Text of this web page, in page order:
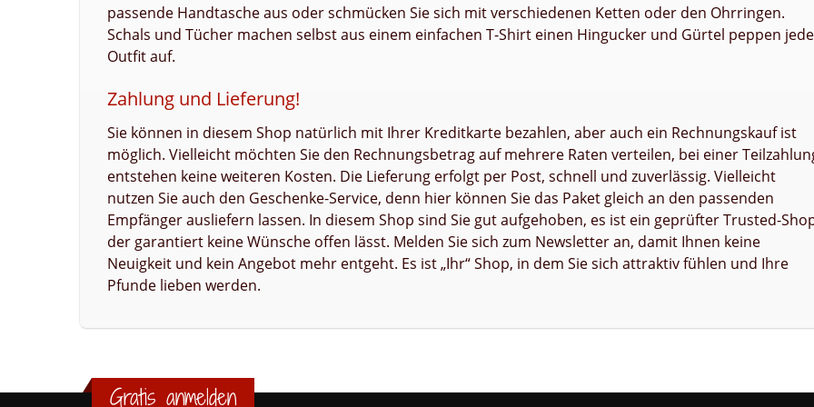
passende Handtasche aus oder schmücken Sie sich mit verschiedenen Ketten oder den Ohrringen.
Schals und Tücher machen selbst aus einem einfachen T-Shirt einen Hingucker und Gürtel peppen
Outfit auf.
Zahlung und Lieferung!
Sie können in diesem Shop natürlich mit Ihrer Kreditkarte bezahlen, aber auch ein Rechnungskauf ist
möglich. Vielleicht möchten Sie den Rechnungsbetrag auf mehrere Raten verteilen, bei einer
entstehen keine weiteren Kosten. Die Lieferung erfolgt per Post, schnell und zuverlässig. Vielleicht
nutzen Sie auch den Geschenke-Service, denn hier können Sie das Paket gleich an den passenden
Empfänger ausliefern lassen. In diesem Shop sind Sie gut aufgehoben, es ist ein geprüfter Trusted-
der garantiert keine Wünsche offen lässt. Melden Sie sich zum Newsletter an, damit Ihnen keine
Neuigkeit und kein Angebot mehr entgeht. Es ist „Ihr“ Shop, in dem Sie sich attraktiv fühlen und Ihre
Pfunde lieben werden.
Gratis anmelden